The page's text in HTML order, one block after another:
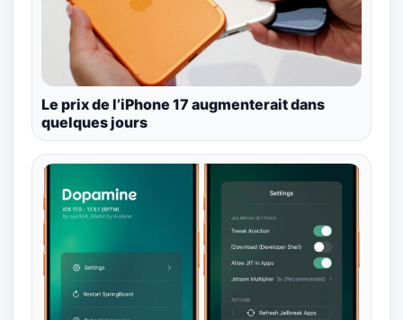
Le prix de l’iPhone 17 augmenterait dans
quelques jours